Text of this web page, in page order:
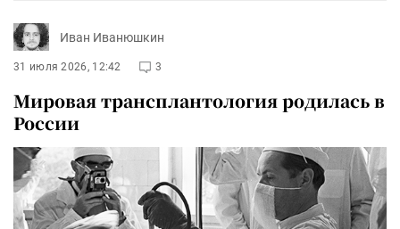
Иван Иванюшкин
31 июля 2026, 12:42 3
Мировая трансплантология родилась в
России